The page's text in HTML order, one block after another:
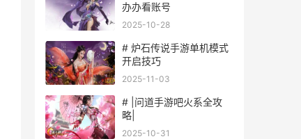
办办看账号
2025-10-28
# 炉石传说手游单机模式
开启技巧
2025-11-03
# |问道手游吧火系全攻
略|
2025-10-31